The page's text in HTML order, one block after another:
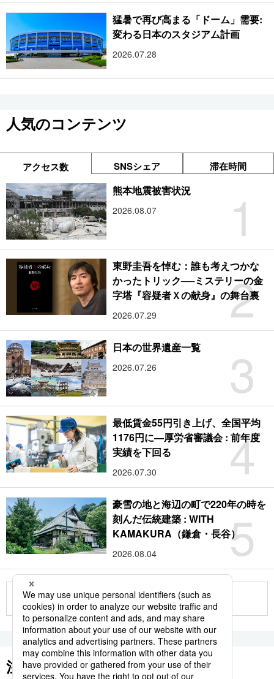
猛暑で再び高まる「ドーム」需要:
変わる日本のスタジアム計画
2026.07.28
人気のコンテンツ
アクセス数 SNSシェア 滞在時間
1
熊本地震被害状況
2026.08.07
2
東野圭吾を悼む：誰も考えつかな
かったトリック──ミステリーの金
字塔『容疑者Ｘの献身』の舞台裏
2026.07.29
3
日本の世界遺産一覧
2026.07.26
4
最低賃金55円引き上げ、全国平均
1176円に―厚労省審議会 : 前年度
実績を下回る
2026.07.30
5
豪雪の地と海辺の町で220年の時を
刻んだ伝統建築 : WITH
KAMAKURA（鎌倉・長谷）
2026.08.04
もっと見る
注目のキーワード